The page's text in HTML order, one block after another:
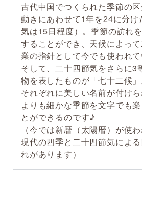
古代中国でつくられた季節の
動きにあわせて1年を24に分け
気は15日程度）。季節の訪れ
することができ、天候によっ
業の指針として今でも使われて
そして、二十四節気をさらに3
物を表したものが「七十二候」
それぞれに美しい名前が付け
よりも細かな季節を文字でも
とができるのです♪
（今では新暦（太陽暦）が使
現代の四季と二十四節気によ
れがあります）